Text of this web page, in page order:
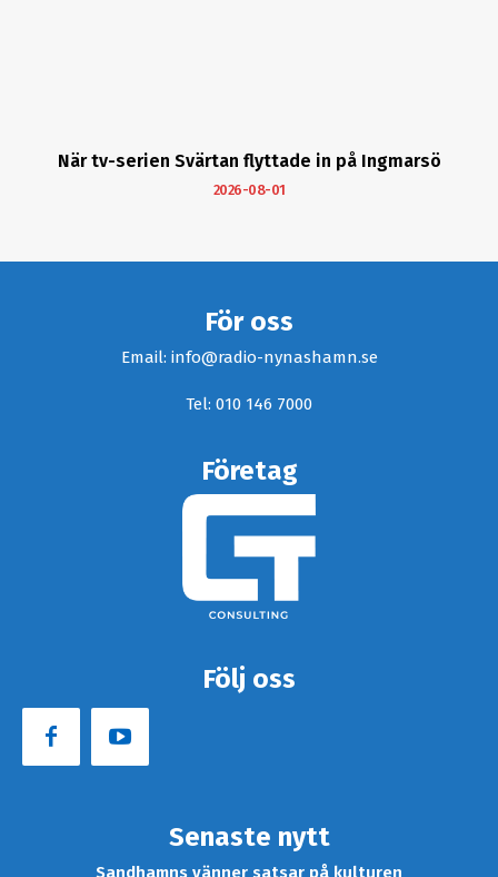
När tv-serien Svärtan flyttade in på Ingmarsö
2026-08-01
För oss
Email: info@radio-nynashamn.se
Tel: 010 146 7000
Företag
Följ oss
Senaste nytt
Sandhamns vänner satsar på kulturen